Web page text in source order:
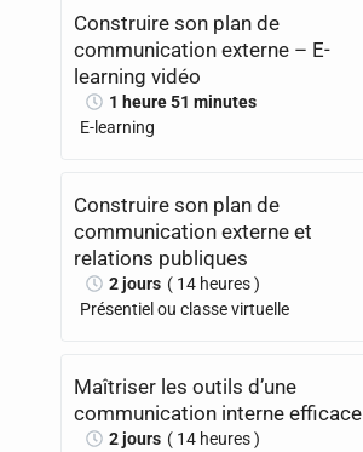
Construire son plan de
communication externe – E-
learning vidéo
1 heure 51 minutes
E-learning
Construire son plan de
communication externe et
relations publiques
2 jours ( 14 heures )
Présentiel ou classe virtuelle
Maîtriser les outils d’une
communication interne efficace
2 jours ( 14 heures )